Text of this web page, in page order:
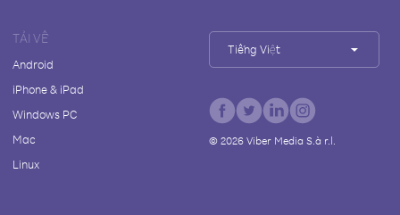
TẢI VỀ
Android
iPhone & iPad
Windows PC
Mac
Linux
Tiếng Việt
© 2026Viber Media S.à r.l.